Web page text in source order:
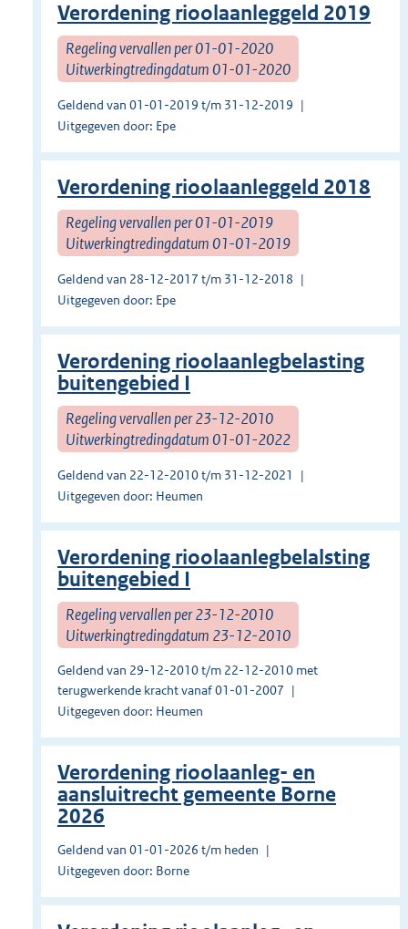
Verordening rioolaanleggeld 2019
Regeling vervallen per 01-01-2020
Uitwerkingtredingdatum 01-01-2020
Geldend van 01-01-2019 t/m 31-12-2019
Uitgegeven door: Epe
Verordening rioolaanleggeld 2018
Regeling vervallen per 01-01-2019
Uitwerkingtredingdatum 01-01-2019
Geldend van 28-12-2017 t/m 31-12-2018
Uitgegeven door: Epe
Verordening rioolaanlegbelasting
buitengebied I
Regeling vervallen per 23-12-2010
Uitwerkingtredingdatum 01-01-2022
Geldend van 22-12-2010 t/m 31-12-2021
Uitgegeven door: Heumen
Verordening rioolaanlegbelalsting
buitengebied I
Regeling vervallen per 23-12-2010
Uitwerkingtredingdatum 23-12-2010
Geldend van 29-12-2010 t/m 22-12-2010 met
terugwerkende kracht vanaf 01-01-2007
Uitgegeven door: Heumen
Verordening rioolaanleg- en
aansluitrecht gemeente Borne
2026
Geldend van 01-01-2026 t/m heden
Uitgegeven door: Borne